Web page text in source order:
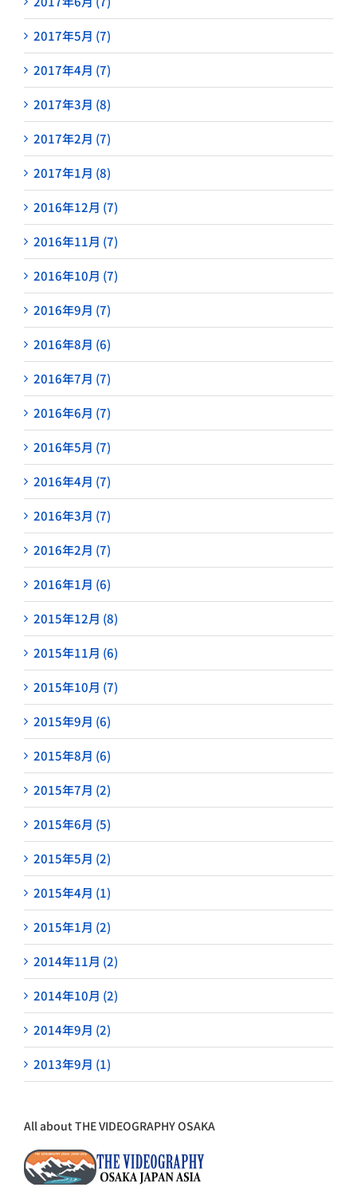
2017年5月 (7)
2017年4月 (7)
2017年3月 (8)
2017年2月 (7)
2017年1月 (8)
2016年12月 (7)
2016年11月 (7)
2016年10月 (7)
2016年9月 (7)
2016年8月 (6)
2016年7月 (7)
2016年6月 (7)
2016年5月 (7)
2016年4月 (7)
2016年3月 (7)
2016年2月 (7)
2016年1月 (6)
2015年12月 (8)
2015年11月 (6)
2015年10月 (7)
2015年9月 (6)
2015年8月 (6)
2015年7月 (2)
2015年6月 (5)
2015年5月 (2)
2015年4月 (1)
2015年1月 (2)
2014年11月 (2)
2014年10月 (2)
2014年9月 (2)
2013年9月 (1)
All about THE VIDEOGRAPHY OSAKA